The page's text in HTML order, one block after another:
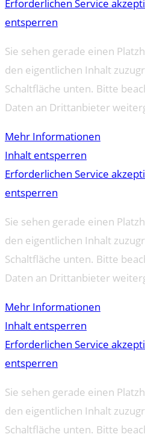
Erforderlichen Service
entsperren
Sie sehen gerade einen
den eigentlichen Inhalt
Schaltfläche unten. Bitte
Daten an Drittanbieter
Mehr Informationen
Inhalt entsperren
Erforderlichen Service
entsperren
Sie sehen gerade einen
den eigentlichen Inhalt
Schaltfläche unten. Bitte
Daten an Drittanbieter
Mehr Informationen
Inhalt entsperren
Erforderlichen Service
entsperren
Sie sehen gerade einen
den eigentlichen Inhalt
Schaltfläche unten. Bitte